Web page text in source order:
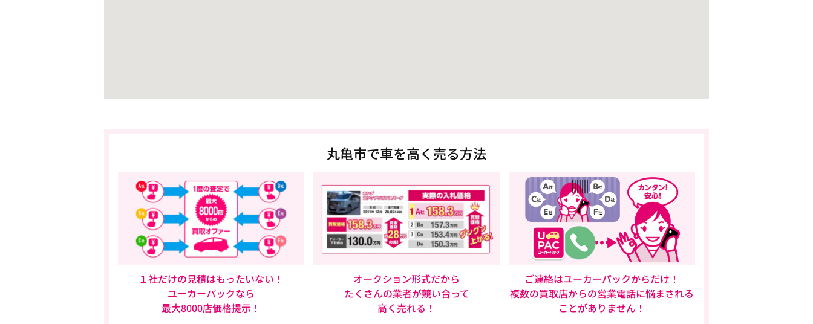
丸亀市で車を高く売る方法
１社だけの見積はもったいない！
ユーカーパックなら
最大8000店価格提示！
オークション形式だから
たくさんの業者が競い合って
高く売れる！
ご連絡はユーカーパックからだけ！
複数の買取店からの営業電話に悩まされる
ことがありません！